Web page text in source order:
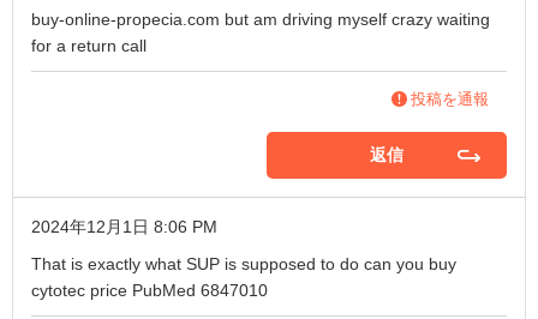
buy-online-propecia.com but am driving myself crazy waiting
for a return call
投稿を通報
返信
2024年12月1日 8:06 PM
That is exactly what SUP is supposed to do can you buy
cytotec price PubMed 6847010